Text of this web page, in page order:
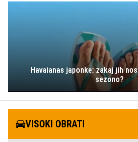
Havaianas japonke: zakaj jih
sezono?
VISOKI OBRATI